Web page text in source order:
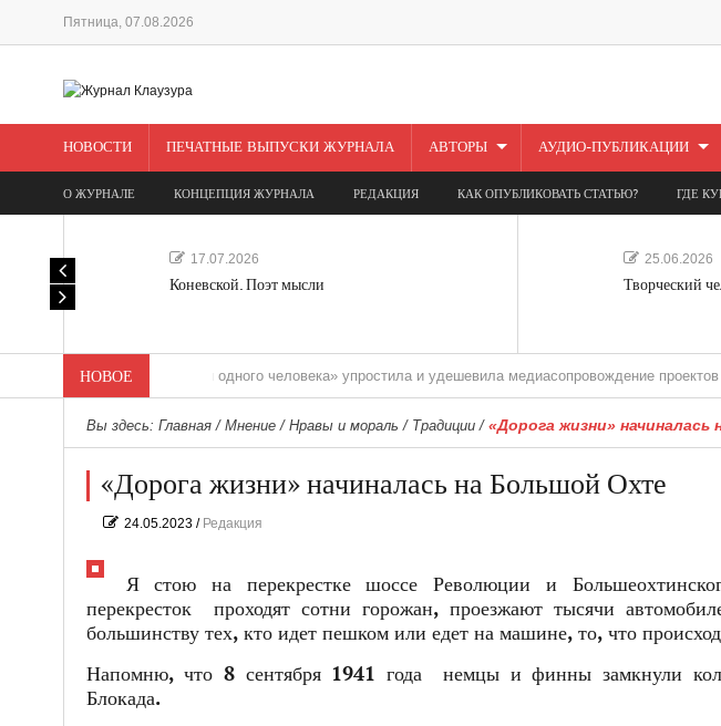
Пятница, 07.08.2026
НОВОСТИ ПЕЧАТНЫЕ ВЫПУСКИ ЖУРНАЛА АВТОРЫ АУДИО-ПУБЛИКАЦИИ
О ЖУРНАЛЕ КОНЦЕПЦИЯ ЖУРНАЛА РЕДАКЦИЯ КАК ОПУБЛИКОВАТЬ СТАТЬЮ? ГДЕ
17.07.2026
Коневской. Поэт мысли
25.06.2026
Творческий
НОВОЕ
«Редакция одного человека» упростила и удешевила медиасопровождение проектов
Вы здесь: Главная/ Мнение/ Нравы и мораль / Традиции/ «Дорога жизни»
«Дорога жизни» начиналась на Большой Охте
24.05.2023/ Редакция
Я стою на перекрестке шоссе Революции и
перекресток проходят сотни горожан, проезжают тысячи
большинству тех, кто идет пешком или едет на машине, то, что
Напомню, что 8 сентября 1941 года немцы и финны замкнули
Блокада.